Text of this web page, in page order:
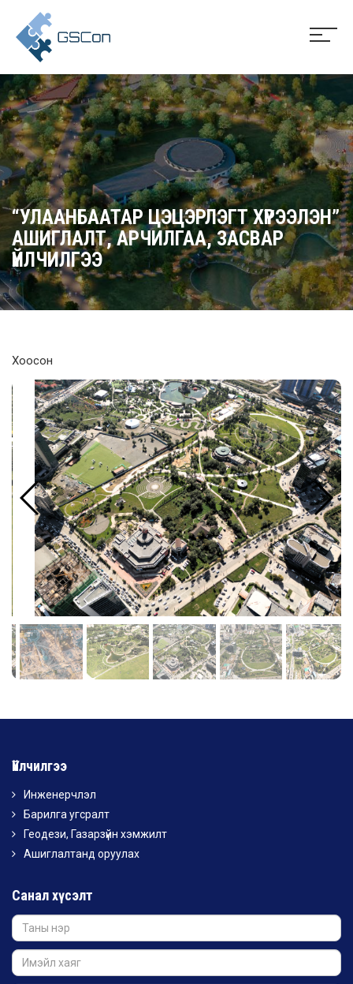
“УЛААНБААТАР ЦЭЦЭРЛЭГТ ХҮРЭЭЛЭН”
АШИГЛАЛТ, АРЧИЛГАА, ЗАСВАР
ҮЙЛЧИЛГЭЭ
Хоосон
Үйлчилгээ
Инженерчлэл
Барилга угсралт
Геодези, Газарзүйн хэмжилт
Ашиглалтанд оруулах
Санал хүсэлт